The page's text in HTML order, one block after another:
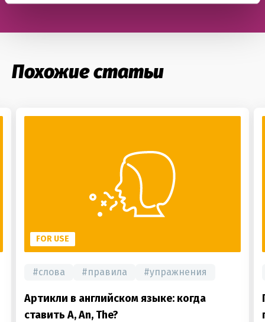
Похожие статьи
FOR USE
#слова #правила #упражнения
Артикли в английском языке: когда
ставить A, An, The?